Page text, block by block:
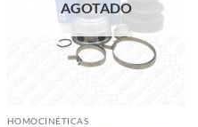
AGOTADO
HOMOCINÉTICAS